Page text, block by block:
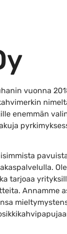
vuonna
enemmän
tarjoaa
Annamme